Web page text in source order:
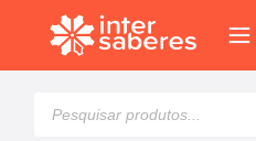
produtos